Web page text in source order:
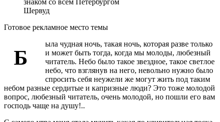
Шервуд
Готовое рекламное место темы
Б
ыла чудная ночь, такая ночь, которая разве только
и может быть тогда, когда мы молоды, любезный
читатель. Небо было такое звездное, такое светлое
небо, что взглянув на него, невольно нужно было
спросить себя неужели же могут жить под таким
небом разные сердитые и капризные люди? Это тоже молодой
вопрос, любезный читатель, очень молодой, но пошли его вам
господь чаще на душу!..